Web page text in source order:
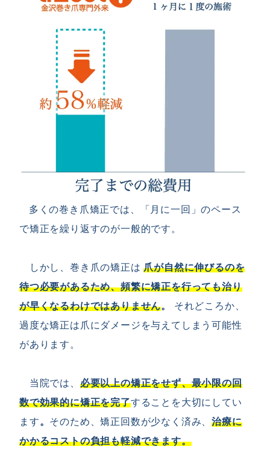
多くの巻き爪矯正では、「月に一回」のペース
で矯正を繰り返すのが一般的です。
しかし、巻き爪の矯正は爪が自然に伸びるのを
待つ必要があるため、頻繁に矯正を行っても治り
が早くなるわけではありません。
それどころか、
過度な矯正は爪にダメージを与えてしまう可能性
があります。
当院では、 必要以上の矯正をせず、最小限の回
数で効果的に矯正を完了することを大切にしてい
ます。 そのため、矯正回数が少なく済み、治療に
かかるコストの負担も軽減できます。